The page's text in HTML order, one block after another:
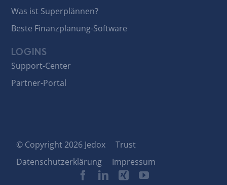
Was ist Superplännen?
Beste Finanzplanung-Software
LOGINS
Support-Center
Partner-Portal
© Copyright 2026 Jedox
Trust
Datenschutzerklärung
Impressum